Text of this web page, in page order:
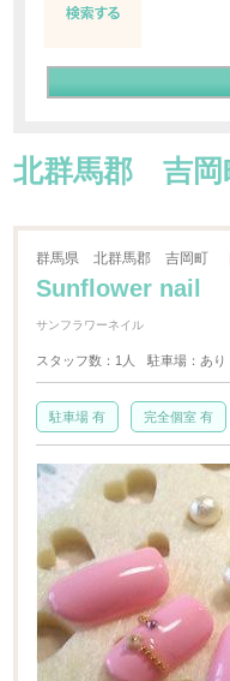
北群馬郡 吉岡
群馬県 北群馬郡 吉岡町
Sunflower nail
サンフラワーネイル
スタッフ数：1人 駐車場：あり
駐車場 有 完全個室 有